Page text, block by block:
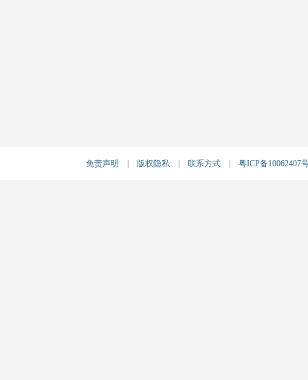
免责声明 版权隐私 联系方式 粤ICP备10062407